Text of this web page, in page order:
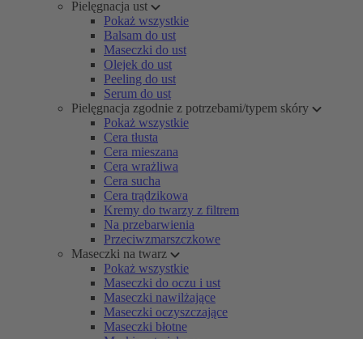
Pielęgnacja ust
Pokaż wszystkie
Balsam do ust
Maseczki do ust
Olejek do ust
Peeling do ust
Serum do ust
Pielęgnacja zgodnie z potrzebami/typem skóry
Pokaż wszystkie
Cera tłusta
Cera mieszana
Cera wrażliwa
Cera sucha
Cera trądzikowa
Kremy do twarzy z filtrem
Na przebarwienia
Przeciwzmarszczkowe
Maseczki na twarz
Pokaż wszystkie
Maseczki do oczu i ust
Maseczki nawilżające
Maseczki oczyszczające
Maseczki błotne